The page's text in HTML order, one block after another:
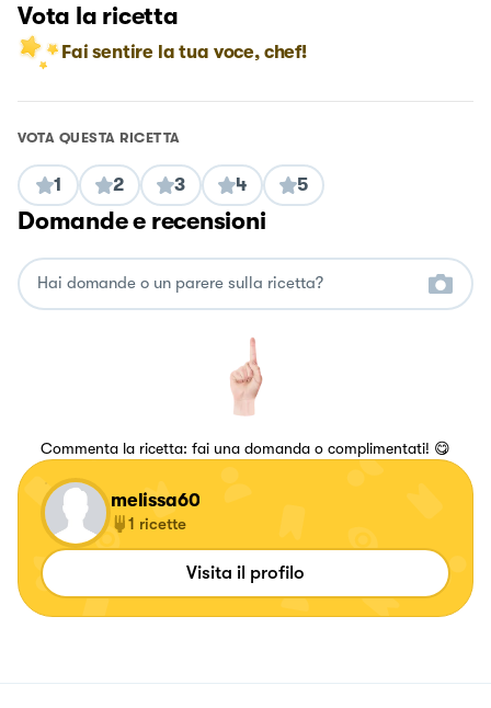
Vota la ricetta
Fai sentire la tua voce, chef!
VOTA QUESTA RICETTA
1 2 3 4 5
Domande e recensioni
Commenta la ricetta: fai una domanda o complimentati! 😋
melissa60
1 ricette
Visita il profilo